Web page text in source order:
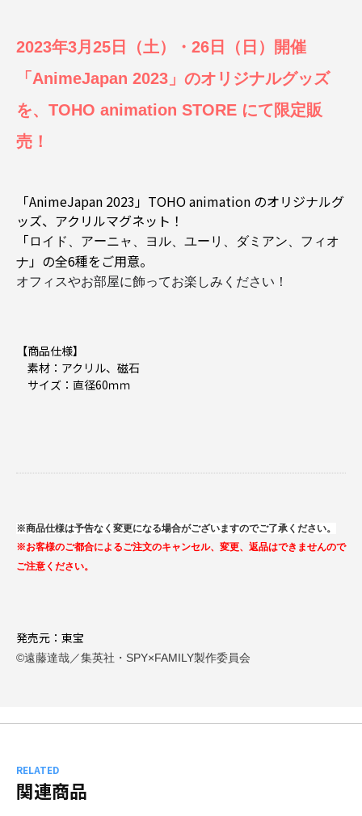
2023年3月25日（土）・26日（日）開催
「AnimeJapan 2023」のオリジナルグッズ
を、TOHO animation STORE にて限定販
売！
「AnimeJapan 2023」TOHO animation のオリジナルグ
ッズ、アクリルマグネット！
「 ロイド、アーニャ、ヨル、ユーリ、ダミアン、フィオ
ナ」の全6種をご用意。
オフィスやお部屋に飾ってお楽しみください！
【商品仕様】
素材：アクリル、磁石
サイズ：直径60ｍｍ
※商品仕様は予告なく変更になる場合がございますのでご了承ください。
※お客様のご都合によるご注文のキャンセル、変更、返品はできませんので
ご注意ください。
発売元：東宝
©遠藤達哉／集英社・SPY×FAMILY製作委員会
RELATED
関連商品